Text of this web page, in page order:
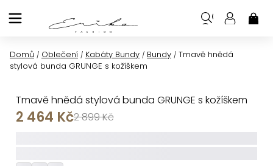
na
Domů / Oblečení / Kabáty Bundy / Bundy / Tmavě hnědá
stylová bunda GRUNGE s kožíškem
Tmavě hnědá stylová bunda GRUNGE s kožíškem
2 899 Kč
2 464 Kč